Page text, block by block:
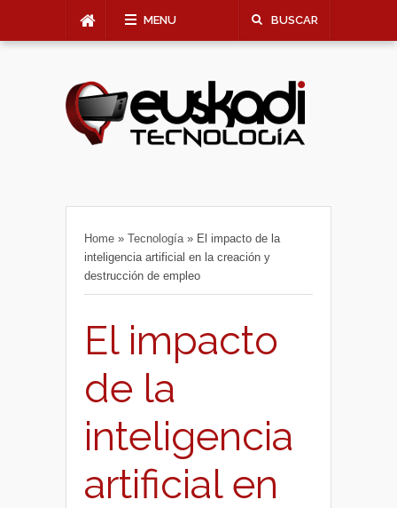
MENU BUSCAR
Home » Tecnología » El impacto de la
inteligencia artificial en la creación y
destrucción de empleo
El impacto
de la
inteligencia
artificial en